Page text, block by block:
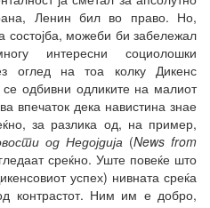
Ленин бил во право. Но,
состојба, можеби би забележал
интересни социолошки
оглед на тоа колку Дикенс
одбивни одликите на малиот
впечаток дека навистина знае
за разлика од, на пример,
од Недојдија (News from
среќно. Уште повеќе што
успех) нивната среќа
контрастот. Ним им е добро,